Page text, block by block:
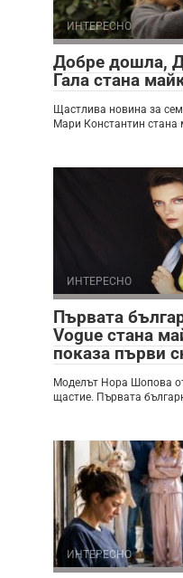
ИНТЕРЕСНО
Добре дошла,
Гала стана
Щастлива новина за
Мари Константин стана
ИНТЕРЕСНО
Първата
Vogue стана
показа първи
Моделът Нора Шопова
щастие. Първата
ИНТЕРЕСНО